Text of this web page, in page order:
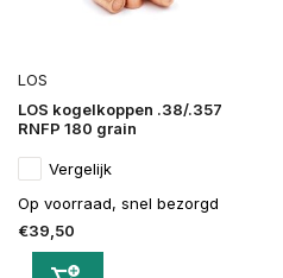
LOS
LOS kogelkoppen .38/.357
RNFP 180 grain
Vergelijk
Op voorraad, snel bezorgd
€39,50